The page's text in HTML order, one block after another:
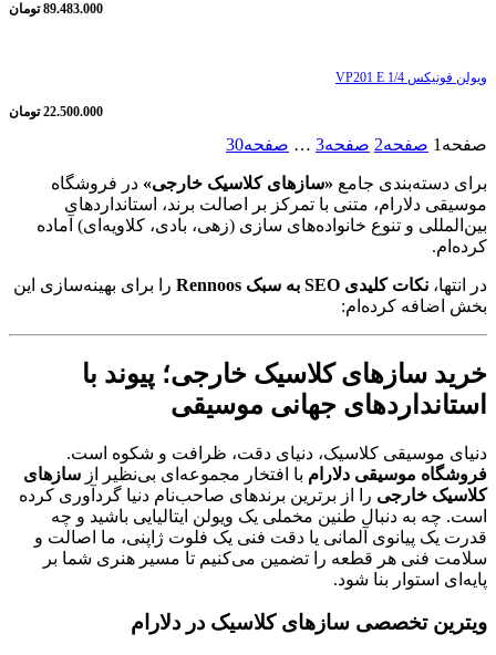
89.483.000 تومان
ویولن فونیکس 1/4 VP201 E
22.500.000 تومان
صفحه 1 صفحه2 صفحه3
… صفحه30
برای دسته‌بندی جامع «سازهای کلاسیک خارجی» در فروشگاه
موسیقی دلارام، متنی با تمرکز بر اصالت برند، استانداردهای
بین‌المللی و تنوع خانواده‌های سازی (زهی، بادی، کلاویه‌ای) آماده
کرده‌ام.
در انتها، نکات کلیدی SEO به سبک Rennoos
را برای بهینه‌سازی این
بخش اضافه کرده‌ام:
خرید سازهای کلاسیک خارجی؛ پیوند با
استانداردهای جهانی موسیقی
دنیای موسیقی کلاسیک، دنیای دقت، ظرافت و شکوه است.
فروشگاه موسیقی دلارام با افتخار مجموعه‌ای بی‌نظیر از سازهای
کلاسیک خارجی را از برترین برندهای صاحب‌نام دنیا گردآوری کرده
است. چه به دنبال طنین مخملی یک ویولن ایتالیایی باشید و چه
قدرت یک پیانوی آلمانی یا دقت فنی یک فلوت ژاپنی، ما اصالت و
سلامت فنی هر قطعه را تضمین می‌کنیم تا مسیر هنری شما بر
پایه‌ای استوار بنا شود.
ویترین تخصصی سازهای کلاسیک در دلارام